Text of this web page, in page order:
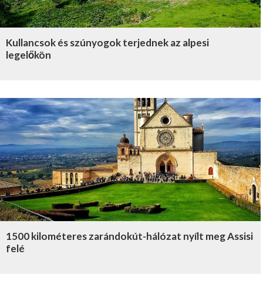
Kullancsok és szúnyogok terjednek az alpesi
legelőkön
1500 kilométeres zarándokút-hálózat nyílt meg Assisi
felé